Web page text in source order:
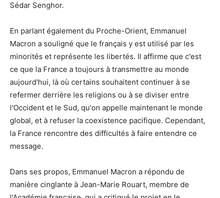
Sédar Senghor.
En parlant également du Proche-Orient, Emmanuel
Macron a souligné que le français y est utilisé par les
minorités et représente les libertés. Il affirme que c'est
ce que la France a toujours à transmettre au monde
aujourd'hui, là où certains souhaitent continuer à se
refermer derrière les religions ou à se diviser entre
l'Occident et le Sud, qu'on appelle maintenant le monde
global, et à refuser la coexistence pacifique. Cependant,
la France rencontre des difficultés à faire entendre ce
message.
Dans ses propos, Emmanuel Macron a répondu de
manière cinglante à Jean-Marie Rouart, membre de